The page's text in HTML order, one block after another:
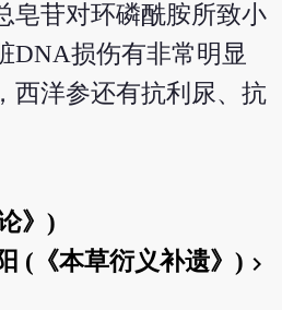
皂苷对环磷酰胺所致小
DNA损伤有非常明显
西洋参还有抗利尿、抗
》)
(《本草衍义补遗》) chevron_right